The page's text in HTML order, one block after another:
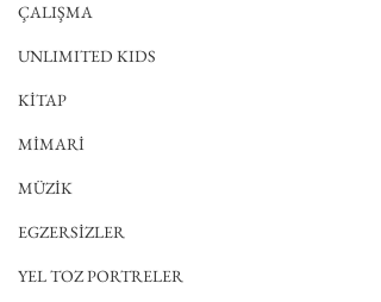
ÇALIŞMA
UNLIMITED KIDS
KİTAP
MİMARİ
MÜZİK
EGZERSİZLER
YEL TOZ PORTRELER